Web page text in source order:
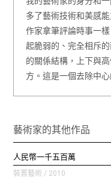
多了藝術技術和美感
作家拿筆評論時事一
起脆弱的、完全相斥
的關係結構，上下與
方。這是一個去除中
藝術家的其他作品
人民幣一千五百萬
裝置藝術 / 2010